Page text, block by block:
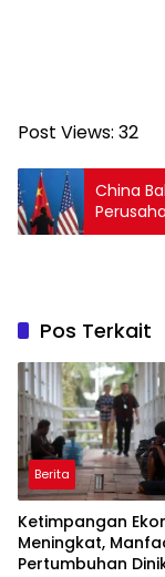
Post Views: 32
China
Pos Terkait
Berita
Ketimpangan
Meningkat,
Pertumbuhan